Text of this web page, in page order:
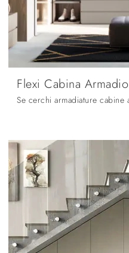
Flexi Cabina Armadio